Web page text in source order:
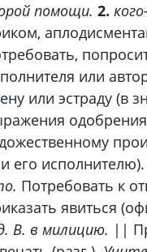
помощи. 2.
или
или эстраду (в
одобрения
его исполнителю).
Потребовать к
явиться
В. в милицию. ||